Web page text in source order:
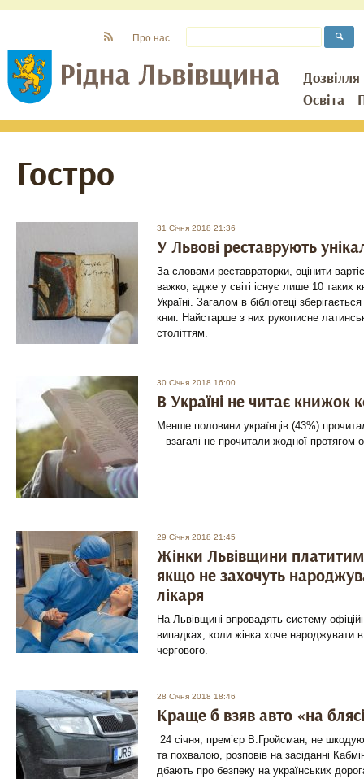
Дозвілля
Освіта
Про нас
Гостро
31 Січня 2018 21:36
У Львові реставрують
За словами реставраторки, оцінити
важко, адже у світі існує лише 10 таких
Україні. Загалом в бібліотеці
книг. Найстарше з них рукописне
століттям.
30 Січня 2018 16:00
В Україні не читає книжок
Менше половини українців (43%)
– взагалі не прочитали жодної протягом
29 Січня 2018 21:45
Жінки Львівщини
якщо не захочуть
лікаря
На Львівщині впровадять систему
випадках, коли жінка хоче народжувати
чергового.
28 Січня 2018 18:46
Краще б взяв авто «на
24 січня, прем’єр В.Гройсман, не
та похвалою, розповів на засіданні
дбають про безпеку на українських